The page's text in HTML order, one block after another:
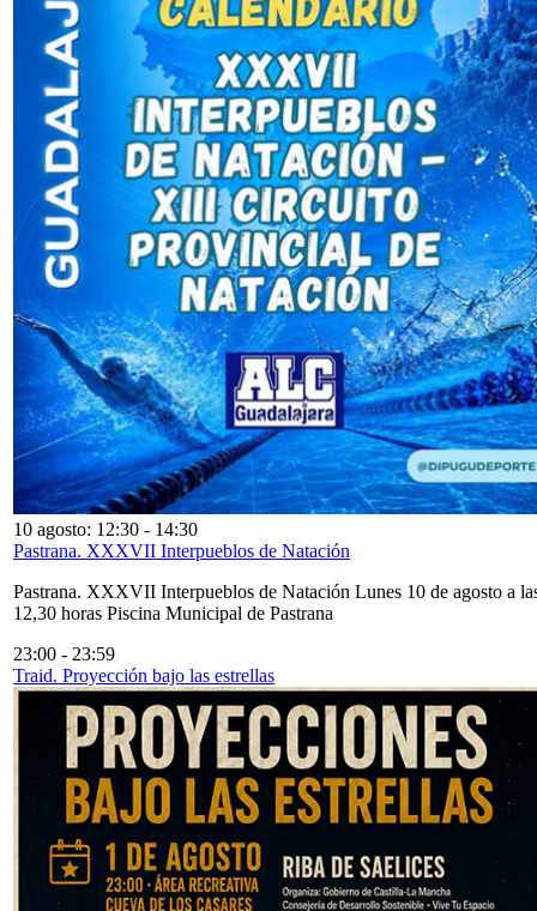
10 agosto: 12:30 - 14:30
Pastrana. XXXVII Interpueblos de Natación
Pastrana. XXXVII Interpueblos de Natación Lunes 10 de agosto a
12,30 horas Piscina Municipal de Pastrana
23:00 - 23:59
Traid. Proyección bajo las estrellas